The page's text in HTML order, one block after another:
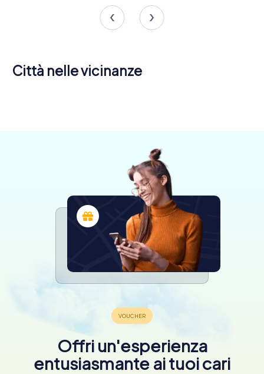
Città nelle vicinanze
Offri un'esperienza
entusiasmante ai tuoi cari